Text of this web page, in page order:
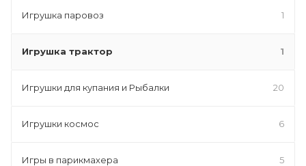
Игрушка паровоз 1
Игрушка трактор 1
Игрушки для купания и Рыбалки 20
Игрушки космос 6
Игры в парикмахера 5